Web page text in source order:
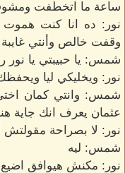
ساعة ما اتخطفت
نور: ده انا كنت
وقفت خالص وأنتي غايبة
شمس: يا حبيبتي يا نور
نور: ويخليكي ليا
شمس: وانتي كمان
عثمان يعرف انك جاية
نور: لا بصراحة مقولتش
شمس: ليه
نور: مكنش هيوافق